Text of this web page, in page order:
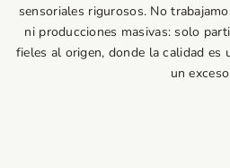
sensoriales rigurosos. No
ni producciones masivas: solo
fieles al origen, donde la calidad es
un